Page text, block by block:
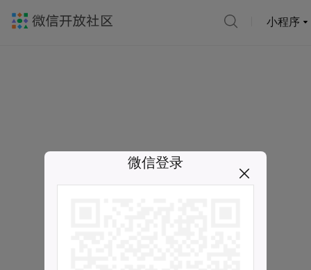
小程序
微信登录